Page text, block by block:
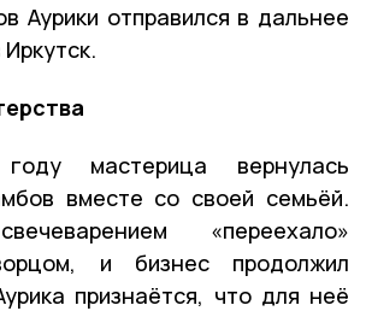
Аурики отправился в дальнее
мастерица вернулась
вместе со своей семьёй.
«переехало»
и бизнес продолжил
признаётся, что для неё